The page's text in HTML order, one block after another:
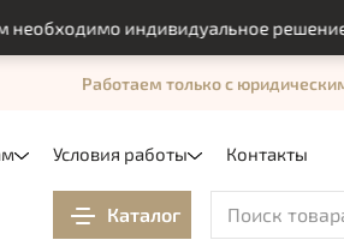
индивидуальное решение,
Условия работы Контакты
Работаем только с
Каталог